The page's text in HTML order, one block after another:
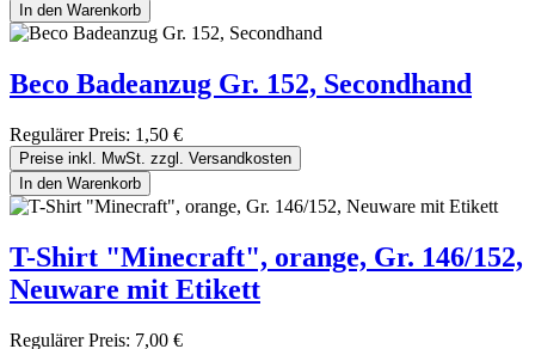
In den Warenkorb
Beco Badeanzug Gr. 152, Secondhand
Regulärer Preis: 1,50 €
Preise inkl. MwSt. zzgl. Versandkosten
In den Warenkorb
T-Shirt "Minecraft", orange, Gr. 146/152,
Neuware mit Etikett
Regulärer Preis: 7,00 €